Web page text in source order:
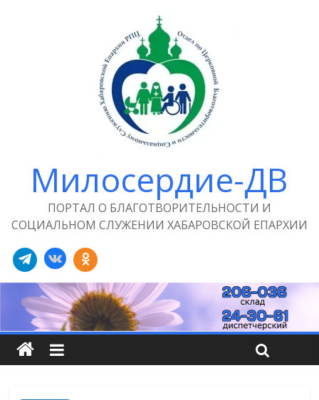
Милосердие-ДВ
ПОРТАЛ О БЛАГОТВОРИТЕЛЬНОСТИ И
СОЦИАЛЬНОМ СЛУЖЕНИИ ХАБАРОВСКОЙ ЕПАРХИИ